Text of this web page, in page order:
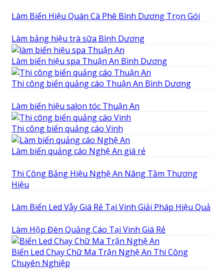
Làm Biển Hiệu Quán Cà Phê Bình Dương Trọn Gói
Làm bảng hiệu trà sữa Bình Dương
Làm biển hiệu spa Thuận An Bình Dương
Thi công biển quảng cáo Thuận An Bình Dương
Làm biển hiệu salon tóc Thuận An
Thi công biển quảng cáo Vinh
Làm biển quảng cáo Nghệ An giá rẻ
Thi Công Bảng Hiệu Nghệ An Nâng Tầm Thương
Hiệu
Làm Biển Led Vẫy Giá Rẻ Tại Vinh Giải Pháp Hiệu Quả
Làm Hộp Đèn Quảng Cáo Tại Vinh Giá Rẻ
Biển Led Chạy Chữ Ma Trận Nghệ An Thi Công
Chuyên Nghiệp